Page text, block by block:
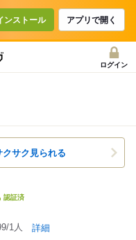
ンストール アプリで開く
ログイン
サク見られる
認証済
1人 詳細